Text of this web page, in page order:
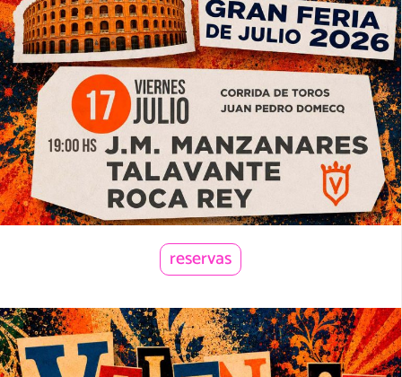
reservas